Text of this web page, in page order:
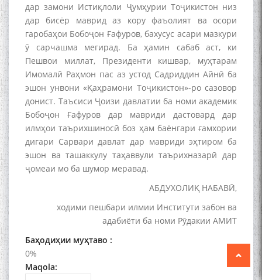
дар замони Истиқлоли Ҷумҳурии Тоҷикистон низ
дар бисёр маврид аз кору фаъолият ва осори
гаробаҳои Бобоҷон Ғафуров, бахусус асари мазкури
ӯ сарчашма мегирад. Ба ҳамин сабаб аст, ки
Пешвои миллат, Президенти кишвар, муҳтарам
Имомалӣ Раҳмон пас аз устод Садриддин Айнӣ ба
эшон унвони «Қаҳрамони Тоҷикистон»-ро сазовор
донист. Таъсиси Ҷоизи давлатии ба номи академик
Бобоҷон Ғафуров дар мавриди дастовард дар
илмҳои таърихшиносӣ боз ҳам баёнгари ғамхории
дигари Сарвари давлат дар мавриди эҳтиром ба
эшон ва ташаккулу таҳаввули таърихназарӣ дар
ҷомеаи мо ба шумор меравад.
АБДУХОЛИҚ НАБАВӢ,
ходими пешбари илмии Институти забон ва
адабиёти ба номи Рӯдакии АМИТ
Баҳодиҳии муҳтаво :
0%
Maqola:
The Persian Gulf Beautiful
poetry from Устод Мумин
Қаноат (Ustod Mumin Qanoat)
and Master Mehryar
Mehrafarin about the conflict
of the name of the Persian
Gulf
Сайри Дарвоз бо Мӯъмин
мезанад